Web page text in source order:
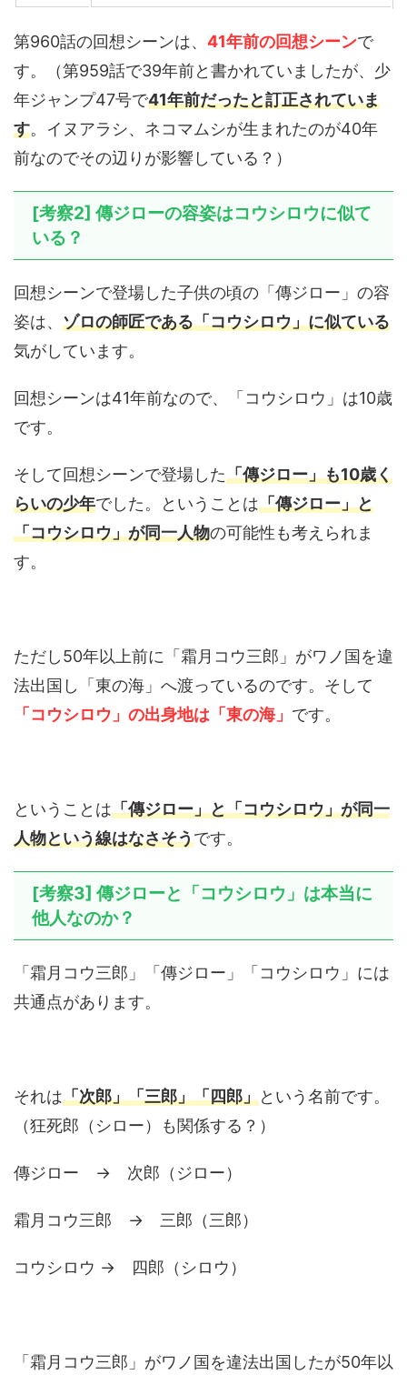
第960話の回想シーンは、 41年前の回想シーンで
す。（第959話で39年前と書かれていましたが、少
年ジャンプ47号で41年前だったと訂正されていま
す。イヌアラシ、ネコマムシが生まれたのが40年
前なのでその辺りが影響している？）
[考察2] 傳ジローの容姿はコウシロウに似て
いる？
回想シーンで登場した子供の頃の「傳ジロー」の容
姿は、 ゾロの師匠である「コウシロウ」に似ている
気がしています。
回想シーンは41年前なので、「コウシロウ」は10歳
です。
そして回想シーンで登場した「傳ジロー」も10歳く
らいの少年でした。ということは「傳ジロー」と
「コウシロウ」が同一人物の可能性も考えられま
す。
ただし50年以上前に「霜月コウ三郎」がワノ国を違
法出国し「東の海」へ渡っているのです。そして
「コウシロウ」の出身地は「東の海」 です。
ということは「傳ジロー」と「コウシロウ」が同一
人物という線はなさそうです。
[考察3] 傳ジローと「コウシロウ」は本当に
他人なのか？
「霜月コウ三郎」「傳ジロー」「コウシロウ」には
共通点があります。
それは「次郎」「三郎」「四郎」という名前です。
（狂死郎（シロー）も関係する？）
傳ジロー → 次郎（ジロー）
霜月コウ三郎 → 三郎（三郎）
コウシロウ → 四郎（シロウ）
「霜月コウ三郎」がワノ国を違法出国したが50年以